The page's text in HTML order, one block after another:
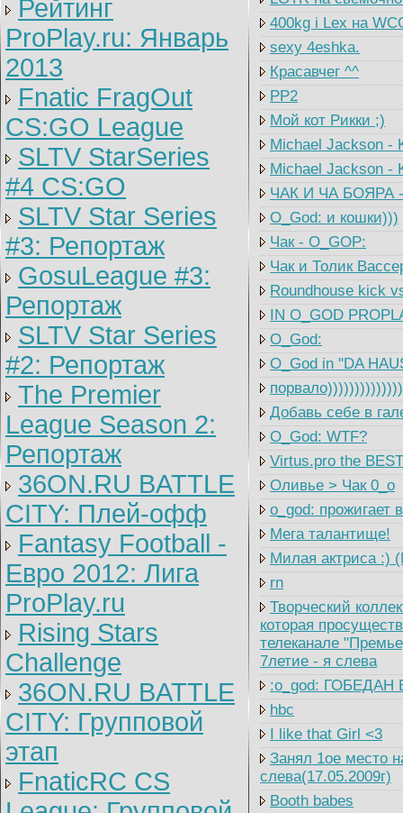
Рейтинг
ProPlay.ru: Январь
2013
Fnatic FragOut
CS:GO League
SLTV StarSeries
#4 CS:GO
SLTV Star Series
#3: Репортаж
GosuLeague #3:
Репортаж
SLTV Star Series
#2: Репортаж
The Premier
League Season 2:
Репортаж
36ON.RU BATTLE
CITY: Плей-офф
Fantasy Football -
Евро 2012: Лига
ProPlay.ru
Rising Stars
Challenge
36ON.RU BATTLE
CITY: Групповой
этап
FnaticRC CS
400kg i Lex на
sexy 4eshka.
Красавчег ^^
PP2
Мой кот Рикки ;)
Michael Jackson -
Michael Jackson -
ЧАК И ЧА БОЯРА -
O_God: и кошки)))
Чак - O_GOP:
Чак и Толик
Roundhouse kick
IN O_GOD
O_God:
O_God in "DA
Добавь себе в
O_God: WTF?
Virtus.pro the
Оливье > Чак 0_o
o_god: прожигает
Мега талантище!
Милая актриса :)
rn
Творческий
которая
телеканале
7летие - я слева
:o_god: ГОБЕДАН
hbc
I like that Girl <3
Занял 1ое место
слева(17.05.2009г)
Booth babes